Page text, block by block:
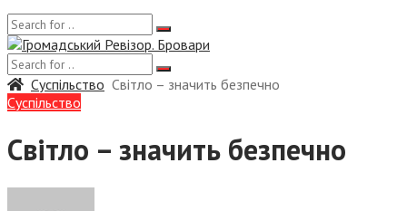
Суспiльство Світло – значить безпечно
Суспiльство
Світло – значить безпечно